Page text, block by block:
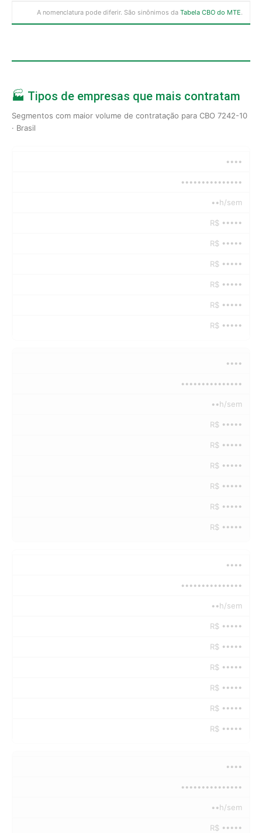
A nomenclatura pode diferir. São sinônimos da Tabela CBO do MTE.
🏭 Tipos de empresas que mais contratam
Segmentos com maior volume de contratação para CBO 7242-10
· Brasil
••••
•••••••••••••••
••h/sem
R$ •••••
R$ •••••
R$ •••••
R$ •••••
R$ •••••
R$ •••••
••••
•••••••••••••••
••h/sem
R$ •••••
R$ •••••
R$ •••••
R$ •••••
R$ •••••
R$ •••••
••••
•••••••••••••••
••h/sem
R$ •••••
R$ •••••
R$ •••••
R$ •••••
R$ •••••
R$ •••••
••••
•••••••••••••••
••h/sem
R$ •••••